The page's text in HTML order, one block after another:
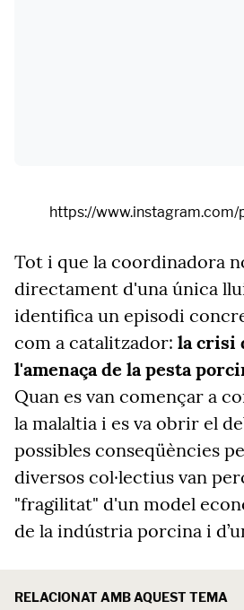
https://www.instagram.com/
Tot i que la coordinadora
directament d'una única
identifica un episodi
com a catalitzador: la crisi
l'amenaça de la pesta
Quan es van començar a
la malaltia i es va obrir el
possibles conseqüències
diversos col·lectius van
"fragilitat" d'un model
de la indústria porcina i
RELACIONAT AMB AQUEST TEMA